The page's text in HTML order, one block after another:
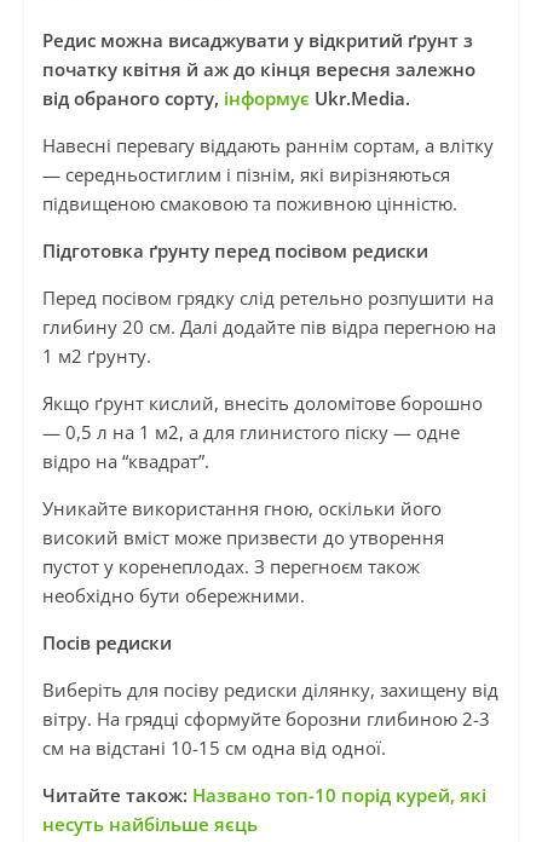
Редис можна висаджувати у відкритий ґрунт з
початку квітня й аж до кінця вересня залежно
від обраного сорту, інформує Ukr.Media.
Навесні перевагу віддають раннім сортам, а влітку
— середньостиглим і пізнім, які вирізняються
підвищеною смаковою та поживною цінністю.
Підготовка ґрунту перед посівом редиски
Перед посівом грядку слід ретельно розпушити на
глибину 20 см. Далі додайте пів відра перегною на
1 м2 ґрунту.
Якщо ґрунт кислий, внесіть доломітове борошно
— 0,5 л на 1 м2, а для глинистого піску — одне
відро на “квадрат”.
Уникайте використання гною, оскільки його
високий вміст може призвести до утворення
пустот у коренеплодах. З перегноєм також
необхідно бути обережними.
Посів редиски
Виберіть для посіву редиски ділянку, захищену від
вітру. На грядці сформуйте борозни глибиною 2-3
см на відстані 10-15 см одна від одної.
Читайте також: Названо топ-10 порід курей, які
несуть найбільше яєць